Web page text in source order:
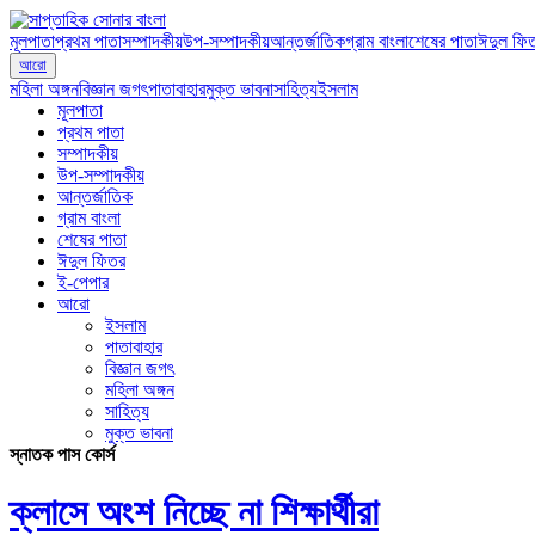
মূলপাতাপ্রথম পাতাসম্পাদকীয়উপ-সম্পাদকীয়আন্তর্জাতিকগ্রাম বাংলাশেষের পাতাঈদুল
আরো
মহিলা অঙ্গনবিজ্ঞান জগৎপাতাবাহারমুক্ত ভাবনাসাহিত্যইসলাম
মূলপাতা
প্রথম পাতা
সম্পাদকীয়
উপ-সম্পাদকীয়
আন্তর্জাতিক
গ্রাম বাংলা
শেষের পাতা
ঈদুল ফিতর
ই-পেপার
আরো
ইসলাম
পাতাবাহার
বিজ্ঞান জগৎ
মহিলা অঙ্গন
সাহিত্য
মুক্ত ভাবনা
স্নাতক পাস কোর্স
ক্লাসে অংশ নিচ্ছে না শিক্ষার্থীরা